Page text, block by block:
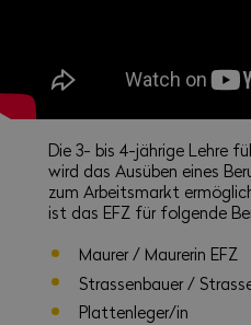
Die 3- bis 4-jährige Lehre
wird das Ausüben eines
zum Arbeitsmarkt
ist das EFZ für folgende
Maurer / Maurerin EFZ
Strassenbauer /
Plattenleger/in